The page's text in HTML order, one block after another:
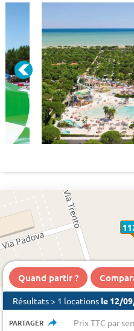
Quand partir ?
Résultats > 1 locations le 12/
PARTAGER Prix TTC par